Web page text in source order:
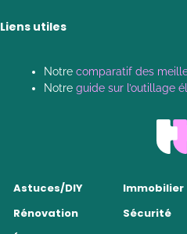
Liens utiles
Notre comparatif des
Notre guide sur l’outillage
Astuces/DIY
Rénovation
Immobilier
Sécurité